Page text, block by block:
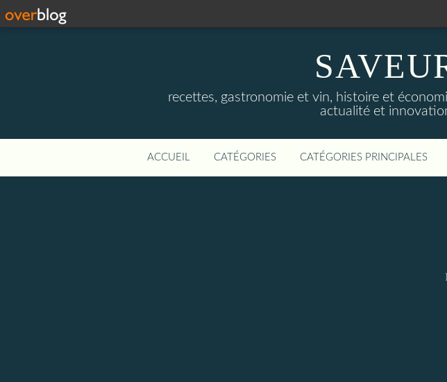
recettes, gastronomie et vin, histoire et
actualité et
ACCUEIL CATÉGORIES CATÉGORIES PRINCIPALES